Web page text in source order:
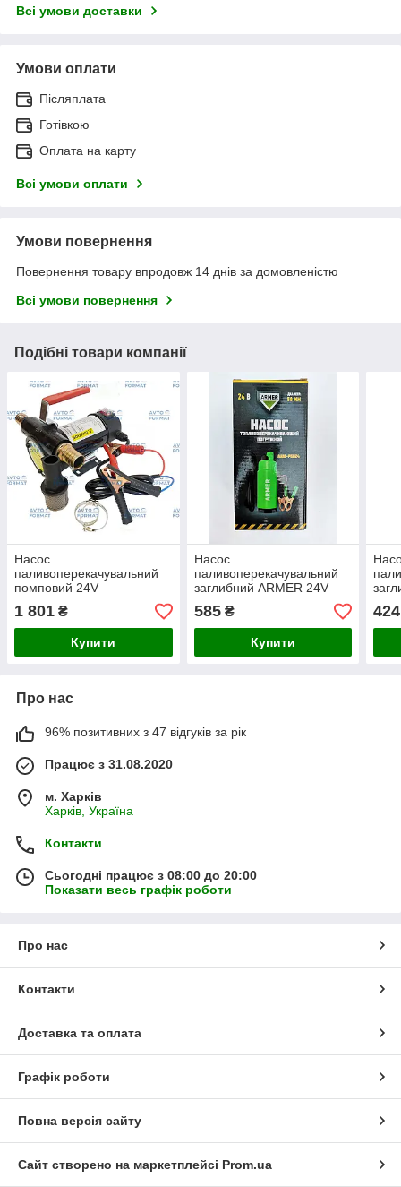
Всі умови доставки
Умови оплати
Післяплата
Готівкою
Оплата на карту
Всі умови оплати
Умови повернення
Повернення товару впродовж 14 днів за домовленістю
Всі умови повернення
Подібні товари компанії
Насос
паливоперекачувальний
помповий 24V
1 801 ₴
Купити
Насос
паливоперекачувальний
заглибний ARMER 24V
50MM
585₴
Купити
424
Про нас
96% позитивних з 47 відгуків за рік
Працює з 31.08.2020
м. Харків
Харків, Україна
Контакти
Сьогодні працює з 08:00 до 20:00
Показати весь графік роботи
Про нас
Контакти
Доставка та оплата
Графік роботи
Повна версія сайту
Сайт створено на маркетплейсі Prom.ua